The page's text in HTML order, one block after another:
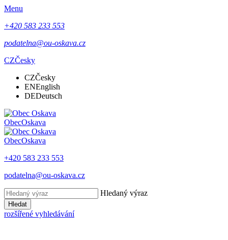
Menu
+420 583 233 553
podatelna@ou-oskava.cz
CZČesky
CZČesky
ENEnglish
DEDeutsch
ObecOskava
ObecOskava
+420 583 233 553
podatelna@ou-oskava.cz
Hledaný výraz
Hledat
rozšířené vyhledávání